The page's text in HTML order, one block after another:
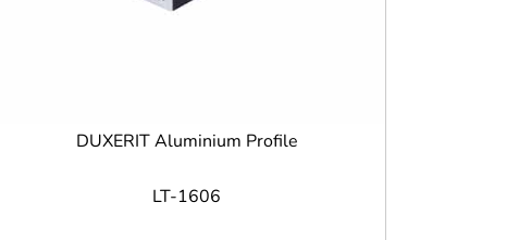
DUXERIT Aluminium Profile
LT-1606